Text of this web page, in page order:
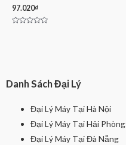
97.020₫
Danh Sách Đại Lý
Đại Lý Máy Tại Hà Nội
Đại Lý Máy Tại Hải Phòng
Đại Lý Máy Tại Đà Nẵng